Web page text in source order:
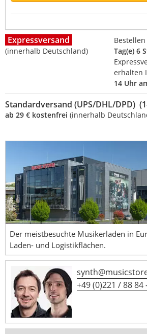
Expressversand
(innerhalb Deutschland)
Tag(e) 6
erhalten
14 Uhr
Standardversand (UPS/DHL/DPD)
ab 29 € kostenfrei (innerhalb
Der meistbesuchte Musikerladen in
Laden- und Logistikflächen.
+49 (0)221 / 88 84